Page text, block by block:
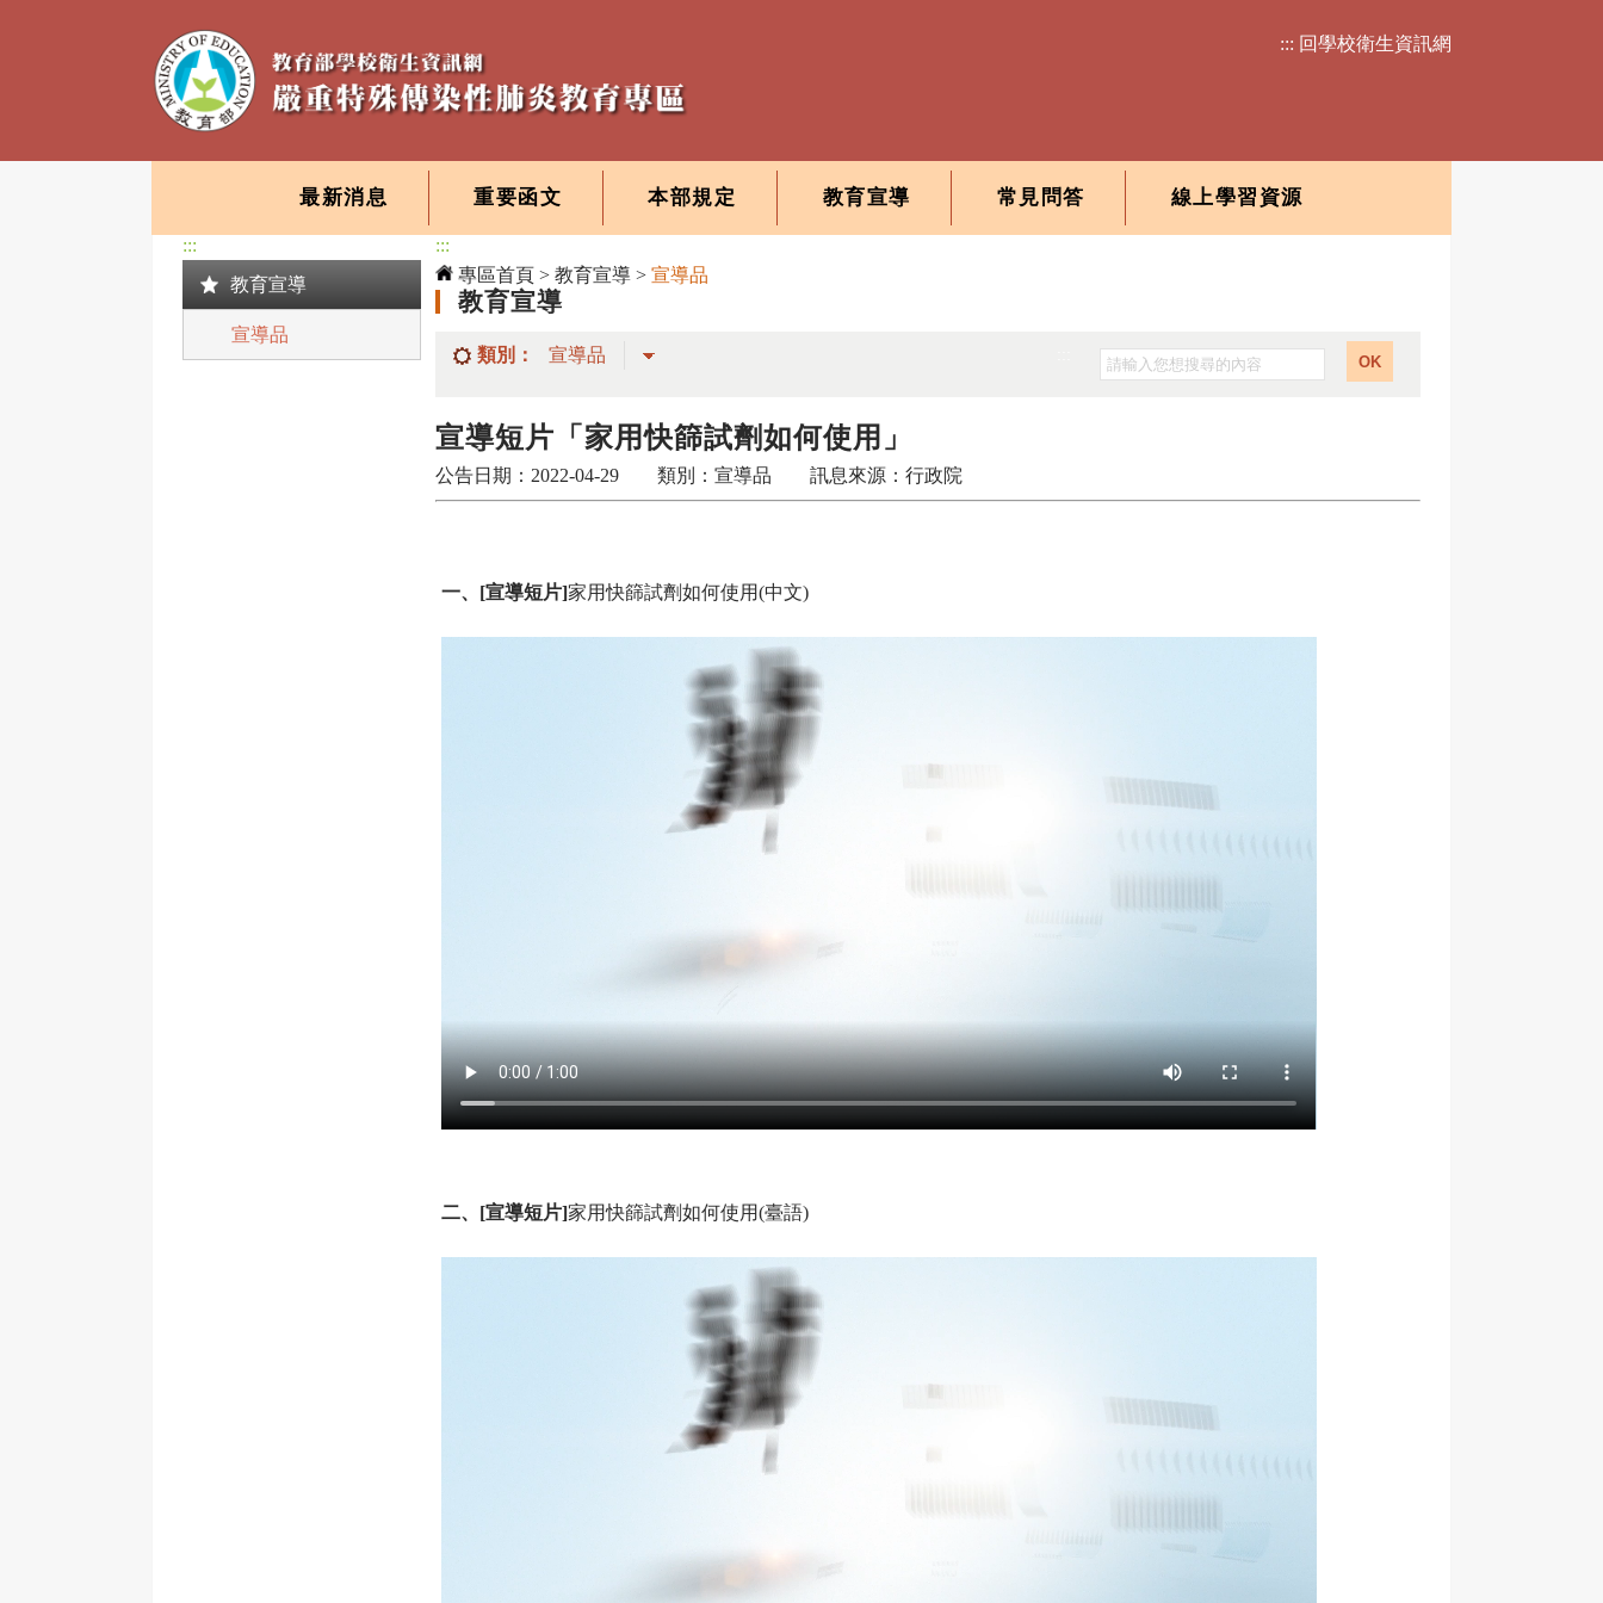
::: 回學校衛生資訊網
最新消息 重要函文 本部規定 教育宣導 常見問答 線上學習資源
:::
教育宣導
宣導品
:::
專區首頁 > 教育宣導 > 宣導品
教育宣導
OK
類別：
宣導短片「家用快篩試劑如何使用」
公告日期：2022-04-29 類別：宣導品 訊息來源：行政院
一、[宣導短片]家用快篩試劑如何使用(中文)
二、[宣導短片]家用快篩試劑如何使用(臺語)